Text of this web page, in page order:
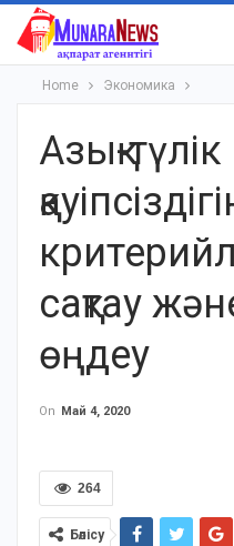
Home Экономика
Азық-түлік
сақтау
өңдеу
On Май 4, 2020
264
Бөлісу